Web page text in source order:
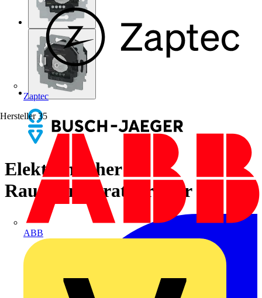
Zaptec
Hersteller 35
ABB
Elektronischer
Raumtemperaturregler